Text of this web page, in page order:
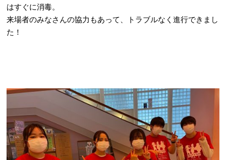
はすぐに消毒。
来場者のみなさんの協力もあって、トラブルなく進行できまし
た！